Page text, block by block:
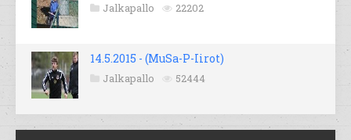
Jalkapallo 22202
14.5.2015 - (MuSa-P-Iirot)
Jalkapallo 52444